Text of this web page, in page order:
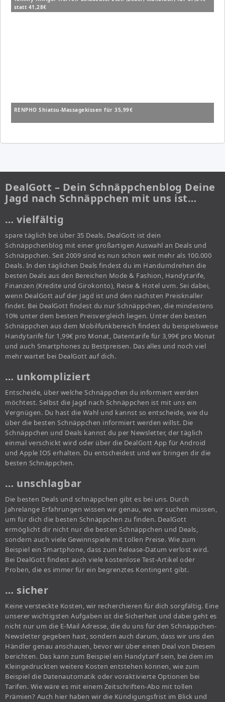
statt 41,28€
RENPHO Shiatsu-Massagekissen für 35,99€
DealGott – Dein Schnäppchenblog Deine
Jagd nach Schnäppchen mit uns ist…
… vielfältig
spare täglich bei über 35 Deals. DealGott ist dein
Schnäppchenblog mit einer großartigen Auswahl an Deals und
Schnäppchen. Seit 2009 sind es nun schon weit mehr als 100.000
Deals. In den täglichen Deals findest du im Handumdrehen die
besten Deals aus den Bereichen Mode & Fashion, Handytarife,
Finanzen (Kredite und Girokonto), Reise & Hotel uvm. Sei dabei,
wenn DealGott auf der Jagd ist und den nächsten Preisknaller
findet. Bei DealGott findest du nur Schnäppchen, die mindestens
10% unter dem besten Preisvergleich liegen. Unter den besten
Schnäppchen aus dem Mobilfunkbereich findest du beispielsweise
Handytarife für 1,99€ pro Monat, Datentarife für 3,99€ pro Monat
und auch Smartphones zu Bestpreisen. Das alles und noch viel
mehr wartet bei DealGott auf dich.
… unkompliziert
Entscheide, über welche Schnäppchen du informiert werden
möchtest. Selbst die Jagd nach Schnäppchen ist mit uns ein
Vergnügen. Du hast die Wahl und kannst so entscheide, wie du
über die besten Schnäppchen informiert werden willst. Die
Schnäppchen und Deals kannst du per Newsletter, der täglich
einmal verschickt wird oder über die DealGott App für Android
und Apple IOS erhalten. Du entscheidest und wir bringen dir die
besten Schnäppchen.
… unschlagbar
Die besten Deals und schnäppchen gibt es bei uns. Durch
Jahrelange Erfahrungen wissen wir genau, wo wir suchen müssen,
um für dich die besten Schnäppchen zu finden. DealGott
ermöglicht dir nicht nur die besten Schnäppchen und Deals,
sondern auch viele Gewinnspiele mit tollen Preise. Wie zum
Beispiel ein Smartphone, dass zum Release-Datum verlost wird.
Bei DealGott findest auch viele kostenlose Test-Artikel oder
Proben, die es immer für ein begrenztes Kontingent gibt.
… sicher
Keine versteckte Kosten, wir recherchieren für dich sorgfältig. Eine
unserer wichtigsten Aufgaben ist die Sicherheit und dabei geht es
nicht nur um die E-Mail Adresse, die du uns für den Schnäppchen-
Newsletter gegeben hast, sondern auch darum, dass wir uns den
Händler genau anschauen, bevor wir über einen Deal von Diesem
berichten. Das kann zum Beispiel ein Handytarif sein, bei dem im
Kleingedruckten weitere Kosten entstehen können, wie zum
Beispiel die Datenautomatik oder voraktivierte Optionen bei
Tarifen. Wie wäre es mit einem Zeitschriften-Abo mit tollen
Prämien? Auch hier haben wir die Kündigungsfrist im Blick und